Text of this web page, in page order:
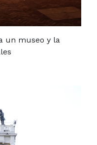
un museo y la